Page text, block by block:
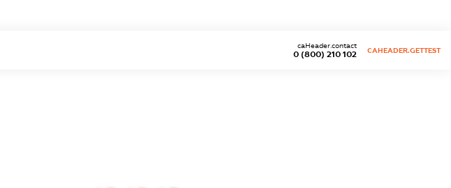
0 (800) 210 102
caHeader.contact
CAHEADER.GETTEST